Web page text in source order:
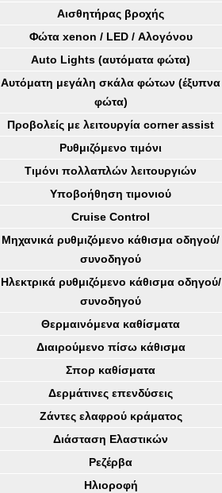
Αισθητήρας βροχής
Φώτα xenon / LED / Αλογόνου
Αuto Lights (αυτόματα φώτα)
Αυτόματη μεγάλη σκάλα φώτων (έξυπνα
φώτα)
Προβολείς με λειτουργία corner assist
Ρυθμιζόμενο τιμόνι
Τιμόνι πολλαπλών λειτουργιών
Υποβοήθηση τιμονιού
Cruise Control
Μηχανικά ρυθμιζόμενο κάθισμα οδηγού/
συνοδηγού
Ηλεκτρικά ρυθμιζόμενο κάθισμα οδηγού/
συνοδηγού
Θερμαινόμενα καθίσματα
Διαιρούμενο πίσω κάθισμα
Σπορ καθίσματα
Δερμάτινες επενδύσεις
Ζάντες ελαφρού κράματος
Διάσταση Ελαστικών
Ρεζέρβα
Ηλιοροφή